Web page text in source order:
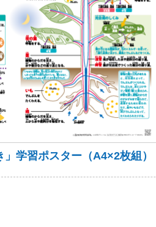
学習ポスター（A4×2枚組）